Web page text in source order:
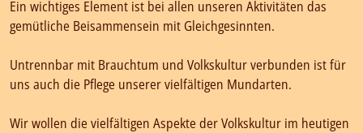
Ein wichtiges Element ist bei allen unseren Aktivitäten das
gemütliche Beisammensein mit Gleichgesinnten.
Untrennbar mit Brauchtum und Volkskultur verbunden ist für
uns auch die Pflege unserer vielfältigen Mundarten.
Wir wollen die vielfältigen Aspekte der Volkskultur im heutigen